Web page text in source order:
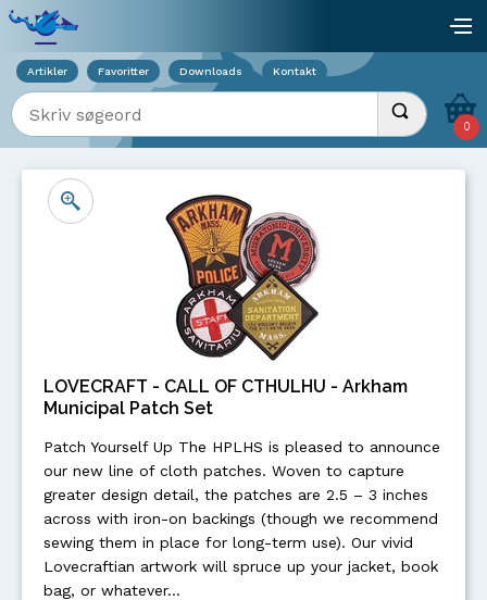
Artikler Favoritter Downloads Kontakt
Indtast søgeord Udfør søgning
0
LOVECRAFT - CALL OF CTHULHU - Arkham
Municipal Patch Set
Patch Yourself Up The HPLHS is pleased to announce
our new line of cloth patches. Woven to capture
greater design detail, the patches are 2.5 – 3 inches
across with iron-on backings (though we recommend
sewing them in place for long-term use). Our vivid
Lovecraftian artwork will spruce up your jacket, book
bag, or whatever...
Viser overlay for indkøbskurv